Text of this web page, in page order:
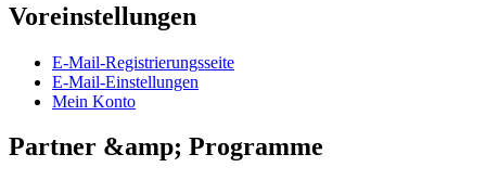
Voreinstellungen
E-Mail-Registrierungsseite
E-Mail-Einstellungen
Mein Konto
Partner &amp; Programme